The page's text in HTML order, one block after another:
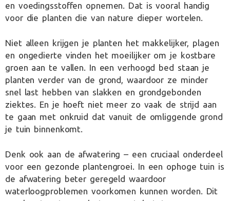
en voedingsstoffen opnemen. Dat is vooral handig
voor die planten die van nature dieper wortelen.
Niet alleen krijgen je planten het makkelijker, plagen
en ongedierte vinden het moeilijker om je kostbare
groen aan te vallen. In een verhoogd bed staan je
planten verder van de grond, waardoor ze minder
snel last hebben van slakken en grondgebonden
ziektes. En je hoeft niet meer zo vaak de strijd aan
te gaan met onkruid dat vanuit de omliggende grond
je tuin binnenkomt.
Denk ook aan de afwatering – een cruciaal onderdeel
voor een gezonde plantengroei. In een ophoge tuin is
de afwatering beter geregeld waardoor
waterloogproblemen voorkomen kunnen worden. Dit